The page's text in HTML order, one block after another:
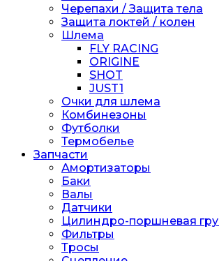
Черепахи / Защита тела
Защита локтей / колен
Шлема
FLY RACING
ORIGINE
SHOT
JUST1
Очки для шлема
Комбинезоны
Футболки
Термобелье
Запчасти
Амортизаторы
Баки
Валы
Датчики
Цилиндро-поршневая
Фильтры
Тросы